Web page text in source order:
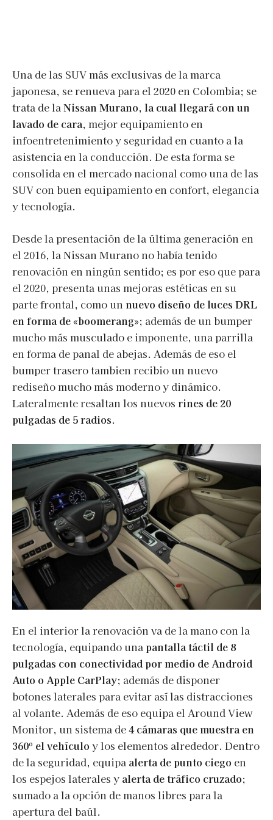
Una de las SUV más exclusivas de la marca
japonesa, se renueva para el 2020 en Colombia; se
trata de laNissan Murano, la cual llegará con un
lavado de cara, mejor equipamiento en
infoentretenimiento y seguridad en cuanto a la
asistencia en la conducción. De esta forma se
consolida en el mercado nacional como una de las
SUV con buen equipamiento en confort, elegancia
y tecnología.
Desde la presentación de la última generación en
el 2016, la Nissan Murano no había tenido
renovación en ningún sentido; es por eso que para
el 2020, presenta unas mejoras estéticas en su
parte frontal, como un nuevo diseño de luces DRL
en forma de «boomerang»; además de un bumper
mucho más musculado e imponente, una parrilla
en forma de panal de abejas. Además de eso el
bumper trasero tambien recibio un nuevo
rediseño mucho más moderno y dinámico.
Lateralmente resaltan los nuevos rines de 20
pulgadas de 5 radios.
En el interior la renovación va de la mano con la
tecnología, equipando una pantalla táctil de 8
pulgadas con conectividad por medio de Android
Auto o Apple CarPlay; además de disponer
botones laterales para evitar así las distracciones
al volante. Además de eso equipa el Around View
Monitor, un sistema de4 cámaras que muestra en
360º el vehículo y los elementos alrededor. Dentro
de la seguridad, equipa alerta de punto ciego en
los espejos laterales y alerta de tráfico cruzado;
sumado a la opción de manos libres para la
apertura del baúl.